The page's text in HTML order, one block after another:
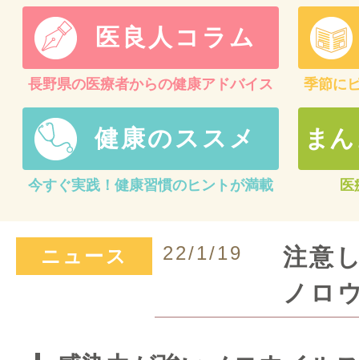
医良人コラム
長野県の医療者からの健康アドバイス 季節に
健康のススメ
今すぐ実践！健康習慣のヒントが満載
ま
ニュース 22/1/19
注意
ノロ